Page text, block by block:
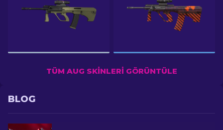
TÜM AUG SKINLERI GÖRÜNTÜLE
BLOG